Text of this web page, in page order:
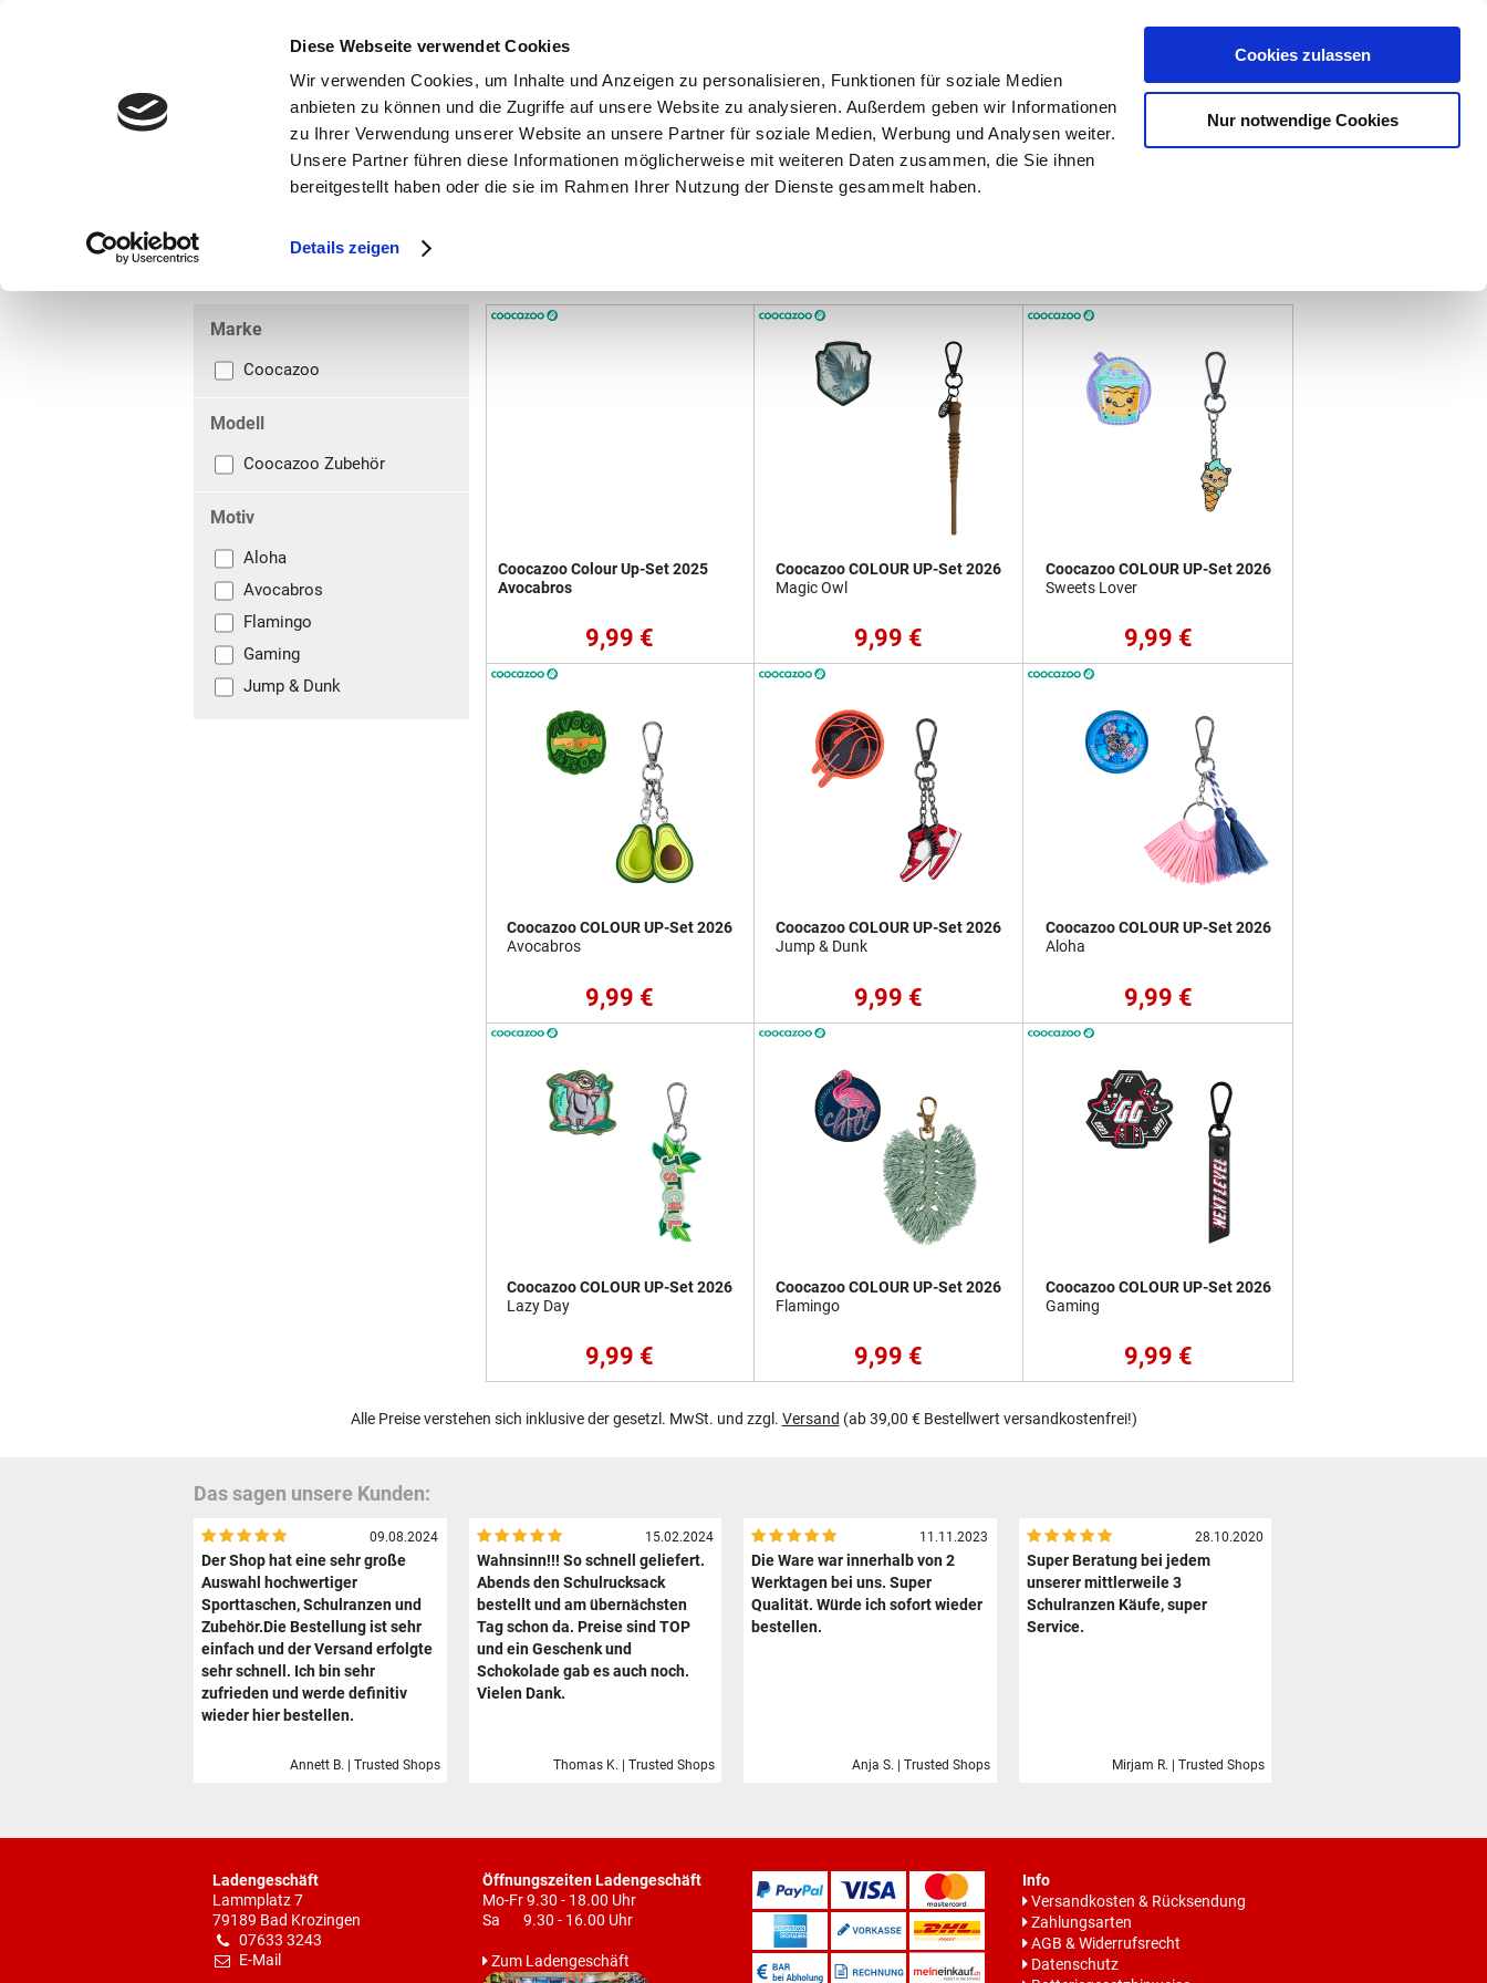
Diese Webseite verwendet Cookies
Wir verwenden Cookies, um Inhalte und Anzeigen zu personalisieren, Funktionen für soziale Medien
anbieten zu können und die Zugriffe auf unsere Website zu analysieren. Außerdem geben wir Informationen
zu Ihrer Verwendung unserer Website an unsere Partner für soziale Medien, Werbung und Analysen weiter.
Unsere Partner führen diese Informationen möglicherweise mit weiteren Daten zusammen, die Sie ihnen
bereitgestellt haben oder die sie im Rahmen Ihrer Nutzung der Dienste gesammelt haben.
Details zeigen
Cookies zulassen
Nur notwendige Cookies
bestellen und ausdrucken
3 x täglich an Werktagen!
0,00 €
Marke
Coocazoo
Modell
Coocazoo Zubehör
Motiv
Aloha
Avocabros
Flamingo
Gaming
Jump & Dunk
Coocazoo Colour Up-Set 2025
Avocabros
9,99 €
Coocazoo COLOUR UP-Set 2026
Magic Owl
9,99 €
Coocazoo COLOUR UP-Set 2026
Sweets Lover
9,99 €
Coocazoo COLOUR UP-Set 2026
Avocabros
9,99 €
Coocazoo COLOUR UP-Set 2026
Jump & Dunk
9,99 €
Coocazoo COLOUR UP-Set 2026
Aloha
9,99 €
Coocazoo COLOUR UP-Set 2026
Lazy Day
9,99 €
Coocazoo COLOUR UP-Set 2026
Flamingo
9,99 €
Coocazoo COLOUR UP-Set 2026
Gaming
9,99 €
Alle Preise verstehen sich inklusive der gesetzl. MwSt. und zzgl. Versand (ab 39,00 € Bestellwert versandkostenfrei!)
Das sagen unsere Kunden:
09.08.2024
Der Shop hat eine sehr große
Auswahl hochwertiger
Sporttaschen, Schulranzen und
Zubehör.Die Bestellung ist sehr
einfach und der Versand erfolgte
sehr schnell. Ich bin sehr
zufrieden und werde definitiv
wieder hier bestellen.
Annett B. | Trusted Shops
15.02.2024
Wahnsinn!!! So schnell geliefert.
Abends den Schulrucksack
bestellt und am übernächsten
Tag schon da. Preise sind TOP
und ein Geschenk und
Schokolade gab es auch noch.
Vielen Dank.
Thomas K. | Trusted Shops
11.11.2023
Die Ware war innerhalb von 2
Werktagen bei uns. Super
Qualität. Würde ich sofort wieder
bestellen.
Anja S. | Trusted Shops
28.10.2020
Super Beratung bei jedem
unserer mittlerweile 3
Schulranzen Käufe, super
Service.
Mirjam R. | Trusted Shops
Ladengeschäft
Lammplatz 7
79189 Bad Krozingen
07633 3243
E-Mail
Öffnungszeiten Ladengeschäft
Mo-Fr 9.30 - 18.00 Uhr
Sa 9.30 - 16.00 Uhr
Zum Ladengeschäft
Info
Versandkosten & Rücksendung
Zahlungsarten
AGB & Widerrufsrecht
Datenschutz